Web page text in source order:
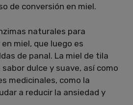
de conversión en miel.
naturales para
miel, que luego es
de panal. La miel de tila
dulce y suave, así como
medicinales, como la
a reducir la ansiedad y